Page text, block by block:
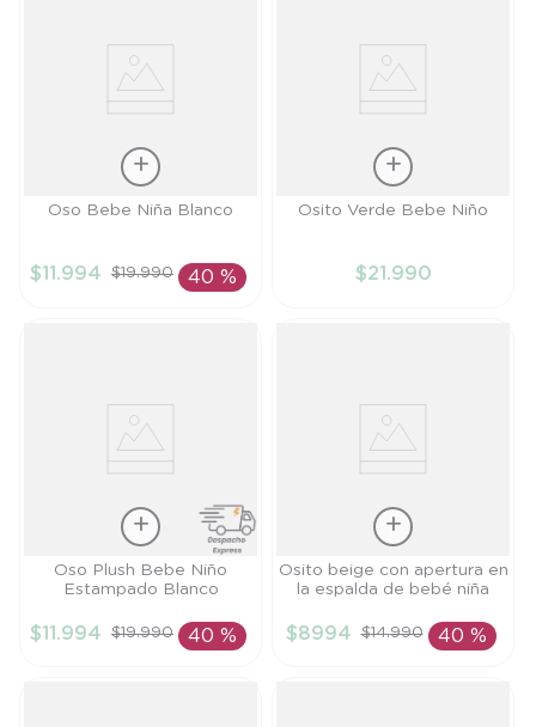
Talla
AÑADIR AL
Oso Bebe Niña Blanco
$11 .994 $19.990 40 %
Talla
Osito Verde Bebe Niño
$21 .990
Talla
AÑADIR AL
Oso Plush Bebe Niño
Estampado Blanco
$11 .994 $19.990 40 %
Talla
AÑADIR AL
Osito beige con apertura en
la espalda de bebé niña
$8994 $14.990 40 %